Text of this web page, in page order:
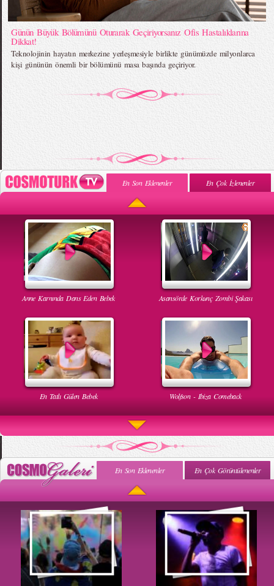
Günün Büyük Bölümünü Oturarak Geçiriyorsanız Ofis Hastalıklarına
Dikkat!
Teknolojinin hayatın merkezine yerleşmesiyle birlikte günümüzde milyonlarca
kişi gününün önemli bir bölümünü masa başında geçiriyor.
En Son Eklenenler En Çok İzlenenler
Anne Karnında Dans Eden Bebek Asansörde Korkunç Zombi Şakası
En Tatlı Gülen Bebek Wolfson - Ibiza Comeback
Uyuyan Bebeğe Gangnam Dinletilirse Ne Olur
En Son Eklenenler En Çok Görüntülenenler